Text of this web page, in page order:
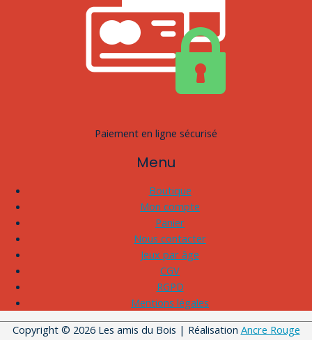
Paiement en ligne sécurisé
Menu
Boutique
Mon compte
Panier
Nous contacter
Jeux par âge
CGV
RGPD
Mentions légales
Copyright © 2026 Les amis du Bois | Réalisation Ancre Rouge